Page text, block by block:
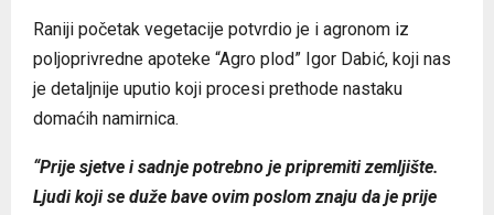
Raniji početak vegetacije potvrdio je i agronom iz
poljoprivredne apoteke “Agro plod” Igor Dabić, koji nas
je detaljnije uputio koji procesi prethode nastaku
domaćih namirnica.
“Prije sjetve i sadnje potrebno je pripremiti zemljište.
Ljudi koji se duže bave ovim poslom znaju da je prije